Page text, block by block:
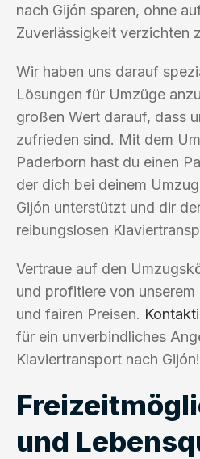
nach Gijón sparen, ohne
Zuverlässigkeit verzichten
Wir haben uns darauf
Lösungen für Umzüge
großen Wert darauf, dass
zufrieden sind. Mit dem
Paderborn hast du einen
der dich bei deinem
Gijón unterstützt und dir
reibungslosen
Vertraue auf den
und profitiere von
und fairen Preisen.
für ein unverbindliches
Klaviertransport nach Gijón!
und